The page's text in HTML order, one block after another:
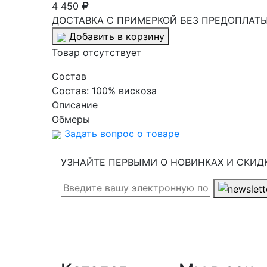
4 450
ДОСТАВКА С ПРИМЕРКОЙ БЕЗ ПРЕДОПЛАТЫ
Добавить в корзину
Товар отсутствует
Cостав
Состав: 100% вискоза
Описание
Обмеры
Задать вопрос о товаре
УЗНАЙТЕ ПЕРВЫМИ О НОВИНКАХ И